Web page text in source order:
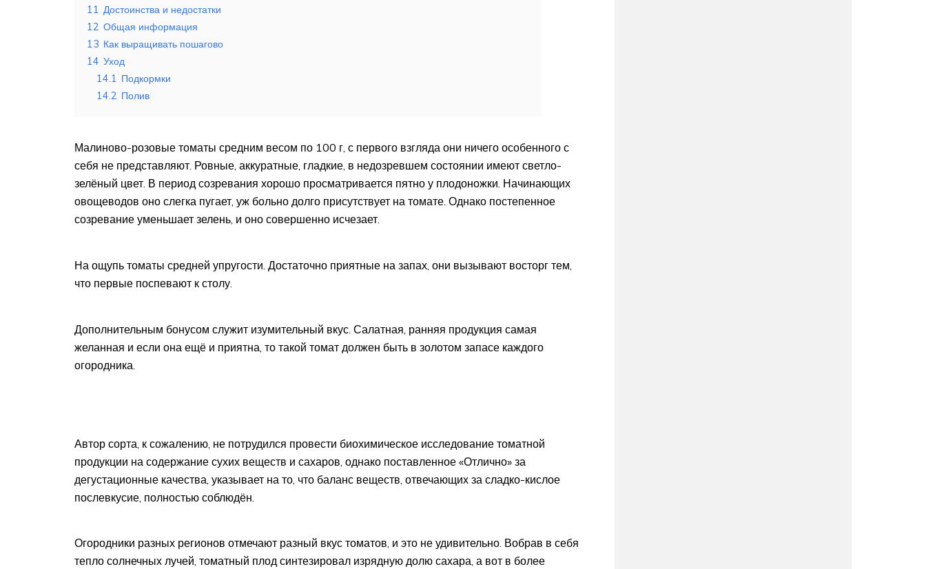
11 Достоинства и недостатки
12 Общая информация
13 Как выращивать пошагово
14 Уход
14.1 Подкормки
14.2 Полив
Малиново-розовые томаты средним весом по 100 г, с первого взгляда они ничего особенного с
себя не представляют. Ровные, аккуратные, гладкие, в недозревшем состоянии имеют светло-
зелёный цвет. В период созревания хорошо просматривается пятно у плодоножки. Начинающих
овощеводов оно слегка пугает, уж больно долго присутствует на томате. Однако постепенное
созревание уменьшает зелень, и оно совершенно исчезает.
На ощупь томаты средней упругости. Достаточно приятные на запах, они вызывают восторг тем,
что первые поспевают к столу.
Дополнительным бонусом служит изумительный вкус. Салатная, ранняя продукция самая
желанная и если она ещё и приятна, то такой томат должен быть в золотом запасе каждого
огородника.
Автор сорта, к сожалению, не потрудился провести биохимическое исследование томатной
продукции на содержание сухих веществ и сахаров, однако поставленное «Отлично» за
дегустационные качества, указывает на то, что баланс веществ, отвечающих за сладко-кислое
послевкусие, полностью соблюдён.
Огородники разных регионов отмечают разный вкус томатов, и это не удивительно. Вобрав в себя
тепло солнечных лучей, томатный плод синтезировал изрядную долю сахара, а вот в более